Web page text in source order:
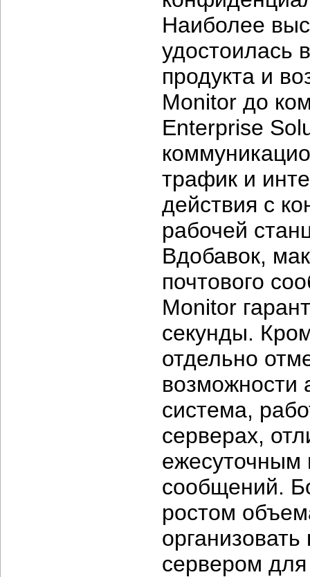
Наиболее
удостоилась
продукта и
Monitor до
Enterprise
трафик и
действия с
рабочей
Вдобавок,
почтового
Monitor
секунды.
отдельно
возможности
система,
серверах,
ежесуточным
сообщений.
ростом
сервером